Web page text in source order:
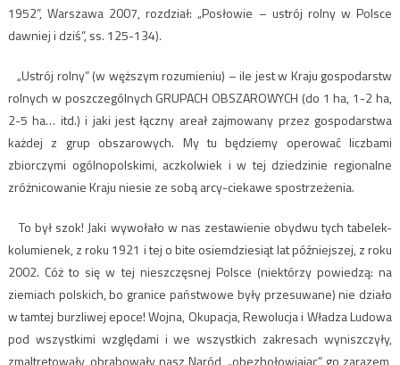
1952”, Warszawa 2007, rozdział: „Posłowie – ustrój rolny w Polsce
dawniej i dziś”, ss. 125-134).
„Ustrój rolny” (w węższym rozumieniu) – ile jest w Kraju gospodarstw
rolnych w poszczególnych GRUPACH OBSZAROWYCH (do 1 ha, 1-2 ha,
2-5 ha… itd.) i jaki jest łączny areał zajmowany przez gospodarstwa
każdej z grup obszarowych. My tu będziemy operować liczbami
zbiorczymi ogólnopolskimi, aczkolwiek i w tej dziedzinie regionalne
zróżnicowanie Kraju niesie ze sobą arcy-ciekawe spostrzeżenia.
To był szok! Jaki wywołało w nas zestawienie obydwu tych tabelek-
kolumienek, z roku 1921 i tej o bite osiemdziesiąt lat późniejszej, z roku
2002. Cóż to się w tej nieszczęsnej Polsce (niektórzy powiedzą: na
ziemiach polskich, bo granice państwowe były przesuwane) nie działo
w tamtej burzliwej epoce! Wojna, Okupacja, Rewolucja i Władza Ludowa
pod wszystkimi względami i we wszystkich zakresach wyniszczyły,
zmaltretowały, obrabowały nasz Naród, „obezhołowiając” go zarazem,